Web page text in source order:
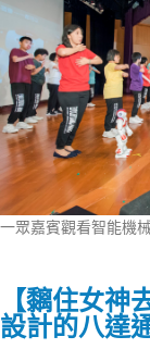
一眾嘉賓觀看智能機
【黐住女
設計的八達